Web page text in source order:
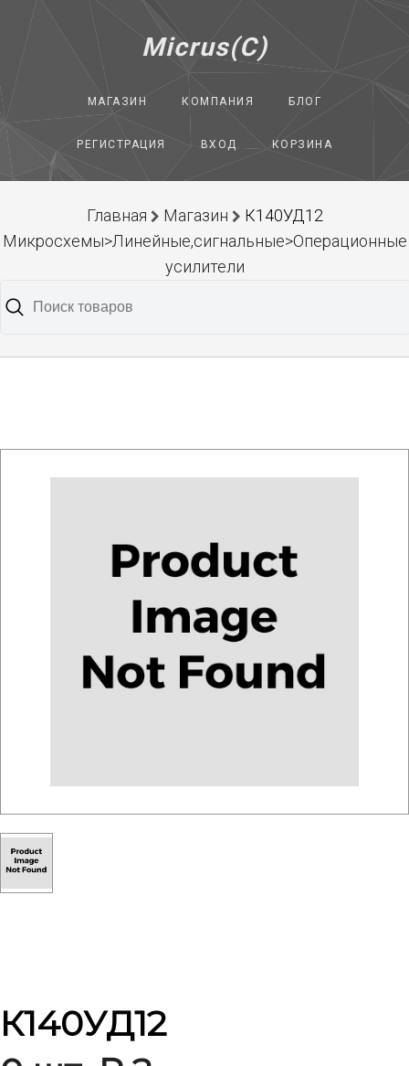
Micrus(C)
МАГАЗИН КОМПАНИЯ БЛОГ
РЕГИСТРАЦИЯ ВХОД КОРЗИНА
Главная Магазин
К140УД12
Микросхемы>Линейные,сигнальные>Операционные
усилители
К140УД12